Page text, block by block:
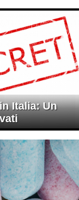
Italia: Un